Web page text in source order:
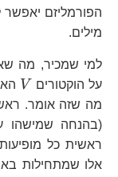
הפורמליזם
מילים.
למי שמכיר, מה
על הוקטורים
V
מה שזה אומר.
(בהנחה שמישהו
ראשית כל
אלו שמתחילות